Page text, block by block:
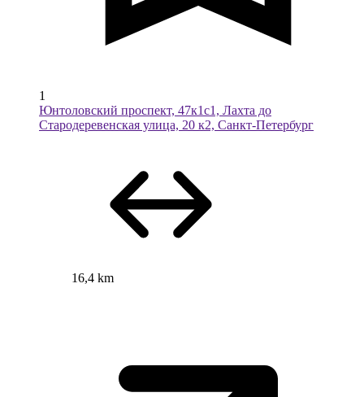
1
Юнтоловский проспект, 47к1с1, Лахта до
Стародеревенская улица, 20 к2, Санкт-Петербург
16,4 km